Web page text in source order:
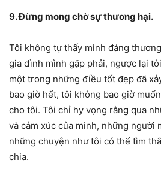
9. Đừng mong chờ sự thương hại.
Tôi không tự thấy mình đáng
gia đình mình gặp phải, ngược lại
một trong những điều tốt đẹp đã
bao giờ hết, tôi không bao giờ
cho tôi. Tôi chỉ hy vọng rằng qua
và cảm xúc của mình, những người
những chuyện như tôi có thể tìm
chia.